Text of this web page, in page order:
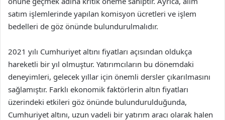
satım işlemlerinde yapılan komisyon ücretleri ve işlem
bedelleri de göz önünde bulundurulmalıdır.
2021 yılı Cumhuriyet altını fiyatları açısından oldukça
hareketli bir yıl olmuştur. Yatırımcıların bu dönemdaki
deneyimleri, gelecek yıllar için önemli dersler çıkarılmasını
sağlamıştır. Farklı ekonomik faktörlerin altın fiyatları
üzerindeki etkileri göz önünde bulundurulduğunda,
Cumhuriyet altını, uzun vadeli bir yatırım aracı olarak halen